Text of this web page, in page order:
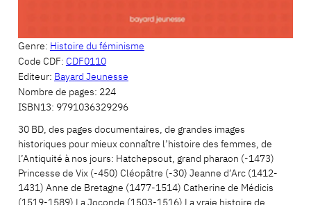
Genre: Histoire du féminisme
Code CDF: CDF0110
Editeur: Bayard Jeunesse
Nombre de pages: 224
ISBN13: 9791036329296
30 BD, des pages documentaires, de grandes images
historiques pour mieux connaître l’histoire des femmes, de
l’Antiquité à nos jours: Hatchepsout, grand pharaon (-1473)
Princesse de Vix (-450) Cléopâtre (-30) Jeanne d’Arc (1412-
1431) Anne de Bretagne (1477-1514) Catherine de Médicis
(1519-1589) La Joconde (1503-1516) La vraie histoire de